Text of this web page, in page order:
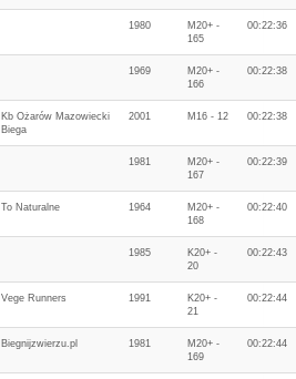
1980
M20+ -
165
00:22:36
1969
M20+ -
166
00:22:38
Kb Ożarów Mazowiecki
Biega
2001 M16 - 12 00:22:38
1981
M20+ -
167
00:22:39
To Naturalne 1964
M20+ -
168
00:22:40
1985
K20+ -
20
00:22:43
Vege Runners 1991
K20+ -
21
00:22:44
Biegnijzwierzu.pl 1981
M20+ -
169
00:22:44